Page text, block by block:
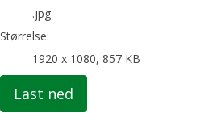
.jpg
Størrelse:
1920 x 1080, 857 KB
Last ned